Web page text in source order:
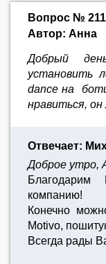
Вопрос №
Автор: Анна
Добрый
установить
dance на
нравиться, он
Отвечает:
Доброе утро,
компанию!
Конечно
Motivo,
Всегда рады